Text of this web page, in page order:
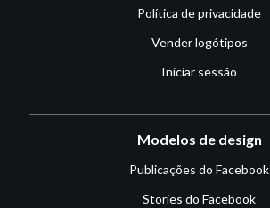
Política de privacidade
Vender logótipos
Iniciar sessão
Modelos de design
Publicações do Facebook
Stories do Facebook